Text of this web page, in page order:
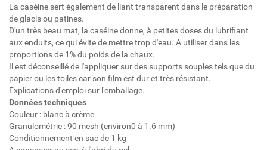
La caséine sert également de liant transparent dans le préparation
de glacis ou patines.
D'un très beau mat, la caséine donne, à petites doses du lubrifiant
aux enduits, ce qui évite de mettre trop d'eau. A utiliser dans les
proportions de 1% du poids de la chaux.
Il est déconseillé de l'appliquer sur des supports souples tels que du
papier ou les toiles car son film est dur et très résistant.
Explications d'emploi sur l'emballage.
Données techniques
Couleur : blanc à crème
Granulométrie : 90 mesh (environ0 à 1.6 mm)
Conditionnement en sac de 1 kg